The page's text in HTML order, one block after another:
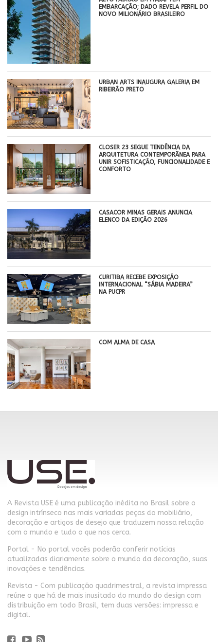
EMBARCAÇÃO; DADO REVELA PERFIL DO
NOVO MILIONÁRIO BRASILEIRO
​URBAN ARTS INAUGURA GALERIA EM
RIBEIRÃO PRETO
CLOSER 23 SEGUE TENDÊNCIA DA
ARQUITETURA CONTEMPORÂNEA PARA
UNIR SOFISTICAÇÃO, FUNCIONALIDADE E
CONFORTO
CASACOR MINAS GERAIS ANUNCIA
ELENCO DA EDIÇÃO 2026
CURITIBA RECEBE EXPOSIÇÃO
INTERNACIONAL “SÁBIA MADEIRA”
NA PUCPR
COM ALMA DE CASA
A Revista USE é uma publicação inédita no Brasil sobre o
design intrínseco nas mais variadas peças do mobiliário,
decoração e artigos de desejo que traduzem nossa relação
com o mundo e tudo o que nos cerca.
Portal - No portal vocês poderão conferir notícias
atualizadas diariamente sobre o mundo da decoração, suas
inovações e tendências.
Revista - Com publicação quadrimestral, a revista impressa
reúne o que há de mais inusitado do mundo do design com
distribuição em todo Brasil, tem duas versões: impressa e
digital.